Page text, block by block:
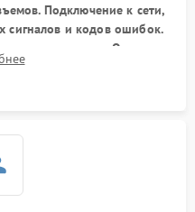
Подключение к сети,
сигналов и кодов ошибок.
напряжения. Оценка
основного питания без